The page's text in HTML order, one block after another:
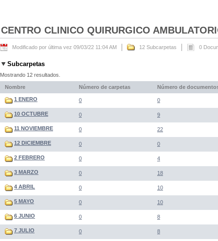
CENTRO CLINICO QUIRURGICO
Modificado por última vez 09/03/22 11:04 AM 12 Subcarpetas 0
Subcarpetas
Mostrando 12 resultados.
Nombre Número de carpetas Número de
1 ENERO 0 0
10 OCTUBRE 0 9
11 NOVIEMBRE 0 22
12 DICIEMBRE 0 0
2 FEBRERO 0 4
3 MARZO 0 18
4 ABRIL 0 10
5 MAYO 0 10
6 JUNIO 0 8
7 JULIO 0 8